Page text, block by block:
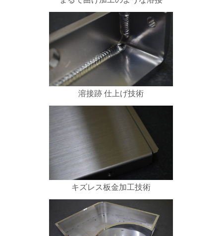
溶接跡 仕上げ技術
キズレス板金加工技術